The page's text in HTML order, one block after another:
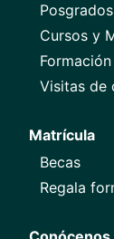
Posgrados
Cursos y
Visitas de
Matrícula
Becas
Regala